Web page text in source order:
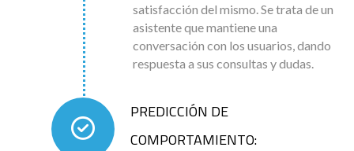
satisfacción del mismo. Se trata de un
asistente que mantiene una
conversación con los usuarios, dando
respuesta a sus consultas y dudas.
PREDICCIÓN DE
COMPORTAMIENTO: